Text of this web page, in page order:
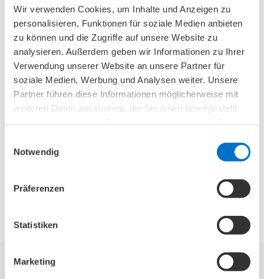
Wir verwenden Cookies, um Inhalte und Anzeigen zu
personalisieren, Funktionen für soziale Medien anbieten
zu können und die Zugriffe auf unsere Website zu
analysieren. Außerdem geben wir Informationen zu Ihrer
Verwendung unserer Website an unsere Partner für
soziale Medien, Werbung und Analysen weiter. Unsere
Partner führen diese Informationen möglicherweise mit
weiteren Daten zusammen, die Sie ihnen bereitgestellt
Notwendig
Präferenzen
Statistiken
Marketing
unterstützt und die Beweglichkeit verbessert.
Zudem unterstützt das Tapen des kleinen
Zehs bei einem Schneiderballen die Heilung
von Rötungen, Hühneraugen oder
Entzündungen.
Fußgymnastik:Zuletzt können auch
Übungen aus der Fußgymnastik
weiterhelfen, um den Schneiderballen und
den kleinen Zeh zu behandeln. Diese können
entweder selbst durchgeführt werden oder
Physiotherapie erlernt werden.